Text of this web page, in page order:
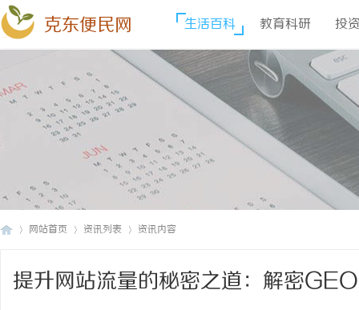
克东便民网 生活百科 教育科研 投
网站首页 资讯列表 资讯内容
提升网站流量的秘密之道：解密